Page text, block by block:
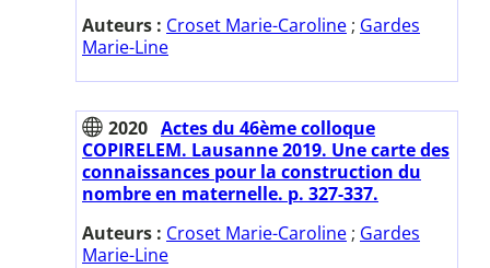
Auteurs : Croset Marie-Caroline ; Gardes
Marie-Line
2020 Actes du 46ème colloque
COPIRELEM. Lausanne 2019. Une carte des
connaissances pour la construction du
nombre en maternelle. p. 327-337.
Auteurs : Croset Marie-Caroline ; Gardes
Marie-Line